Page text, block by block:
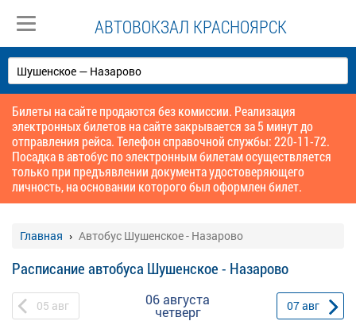
АВТОВОКЗАЛ КРАСНОЯРСК
Билеты на сайте продаются без комиссии. Реализация
электронных билетов на сайте закрывается за 5 минут до
отправления рейса. Телефон справочной службы: 220-11-72.
Посадка в автобус по электронным билетам осуществляется
только при предъявлении документа удостоверяющего
личность, на основании которого был оформлен билет.
Главная Автобус Шушенское - Назарово
Расписание автобуса Шушенское - Назарово
05 авг 06 августа
четверг 07авг